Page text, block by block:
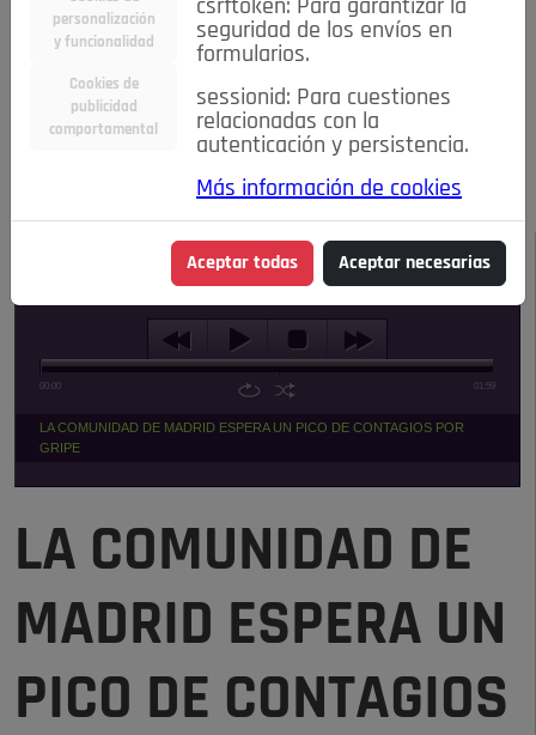
#TePrestoMisOjos Caridad
Ciencia&Tecnología
Economía
Entretenimiento
Estilo de Vida
Internacional
Madrid Opinión IN
Pozuelo de Alarcón
Salud 🔴 En Directo
NOTICIAS
Escucha el audio de esta noticia:
00:00 01:59
LA COMUNIDAD DE MADRID ESPERA UN PICO DE CONTAGIOS POR
GRIPE
LA COMUNIDAD DE
MADRID ESPERA UN
PICO DE CONTAGIOS
personalización
y funcionalidad
Cookies de
publicidad
comportamental
csrftoken: Para garantizar la
seguridad de los envíos en
formularios.
sessionid: Para cuestiones
relacionadas con la
autenticación y persistencia.
Más información de cookies
Aceptar todas Aceptar necesarias